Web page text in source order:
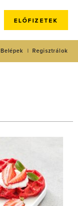
ELŐFIZETEK
Regisztrálok
Belépek